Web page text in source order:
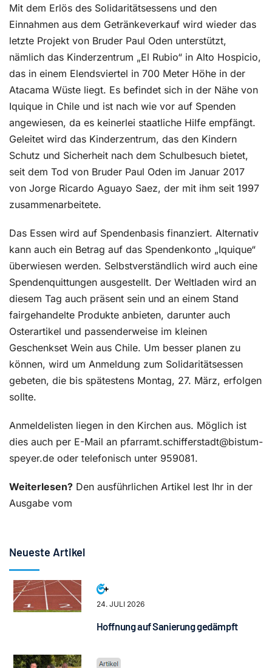
Mit dem Erlös des Solidaritätsessens und den
Einnahmen aus dem Getränkeverkauf wird wieder das
letzte Projekt von Bruder Paul Oden unterstützt,
nämlich das Kinderzentrum „El Rubio“ in Alto Hospicio,
das in einem Elendsviertel in 700 Meter Höhe in der
Atacama Wüste liegt. Es befindet sich in der Nähe von
Iquique in Chile und ist nach wie vor auf Spenden
angewiesen, da es keinerlei staatliche Hilfe empfängt.
Geleitet wird das Kinderzentrum, das den Kindern
Schutz und Sicherheit nach dem Schulbesuch bietet,
seit dem Tod von Bruder Paul Oden im Januar 2017
von Jorge Ricardo Aguayo Saez, der mit ihm seit 1997
zusammenarbeitete.
Das Essen wird auf Spendenbasis finanziert. Alternativ
kann auch ein Betrag auf das Spendenkonto „Iquique“
überwiesen werden. Selbstverständlich wird auch eine
Spendenquittungen ausgestellt. Der Weltladen wird an
diesem Tag auch präsent sein und an einem Stand
fairgehandelte Produkte anbieten, darunter auch
Osterartikel und passenderweise im kleinen
Geschenkset Wein aus Chile. Um besser planen zu
können, wird um Anmeldung zum Solidaritätsessen
gebeten, die bis spätestens Montag, 27. März, erfolgen
sollte.
Anmeldelisten liegen in den Kirchen aus. Möglich ist
dies auch per E-Mail an pfarramt.schifferstadt@bistum-
speyer.de oder telefonisch unter 959081.
Weiterlesen? Den ausführlichen Artikel lest Ihr in der
Ausgabe vom
Neueste Artikel
24. JULI 2026
Hoffnung auf Sanierung gedämpft